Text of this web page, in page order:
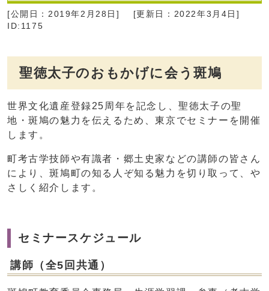
[公開日：2019年2月28日]
[更新日：2022年3月4日]
ID:1175
聖徳太子のおもかげに会う斑鳩
世界文化遺産登録25周年を記念し、聖徳太子の聖
地・斑鳩の魅力を伝えるため、東京でセミナーを開催
します。
町考古学技師や有識者・郷土史家などの講師の皆さん
により、斑鳩町の知る人ぞ知る魅力を切り取って、や
さしく紹介します。
セミナースケジュール
講師（全5回共通）